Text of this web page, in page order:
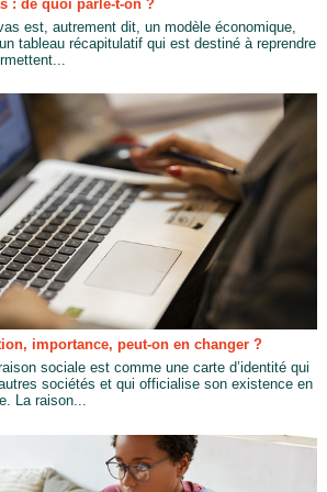
: de quoi parle-t-on ?
est, autrement dit, un modèle économique,
tableau récapitulatif qui est destiné à reprendre
importance, peut-on en changer ?
sociale est comme une carte d’identité qui
sociétés et qui officialise son existence en
La raison...